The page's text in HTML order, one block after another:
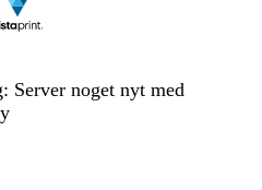
Server noget nyt med